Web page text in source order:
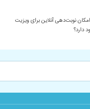
امکان نوبت‌دهی آنلاین برای ویزیت
دارد؟